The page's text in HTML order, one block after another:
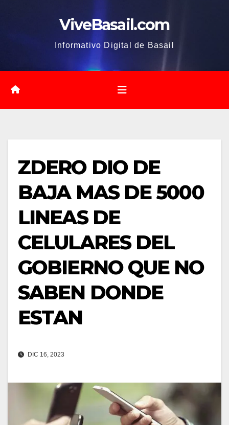
ViveBasail.com
Informativo Digital de Basail
ZDERO DIO DE
BAJA MAS DE 5000
LINEAS DE
CELULARES DEL
GOBIERNO QUE NO
SABEN DONDE
ESTAN
DIC 16, 2023